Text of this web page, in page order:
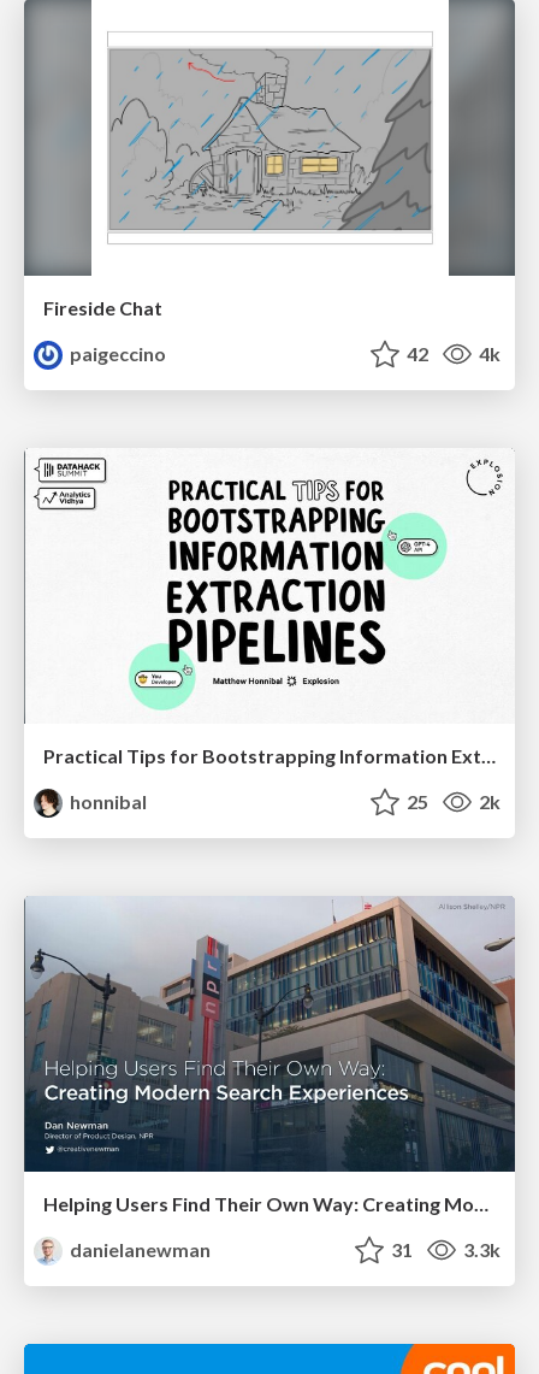
Fireside Chat
paigeccino
42 4k
Practical Tips for Bootstrapping Information Extraction Pipelines
honnibal
25 2k
Helping Users Find Their Own Way: Creating Modern Search Experiences
danielanewman
31 3.3k